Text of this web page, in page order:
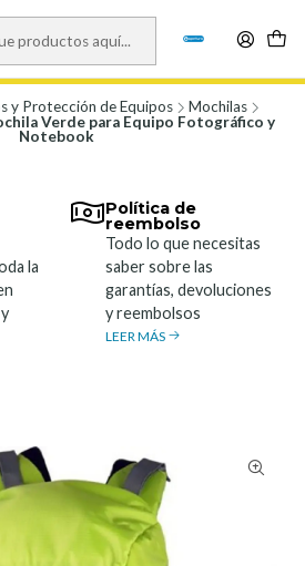
5478, Ñuñoa. Lunes a Viernes 9.30 a
Domingos de 10:00 a 17:00
y Protección de Equipos
Mochilas
Verde para Equipo Fotográfico y
Notebook
la
Política de
reembolso
Todo lo que necesitas
saber sobre las
garantías, devoluciones
y reembolsos
LEER MÁS